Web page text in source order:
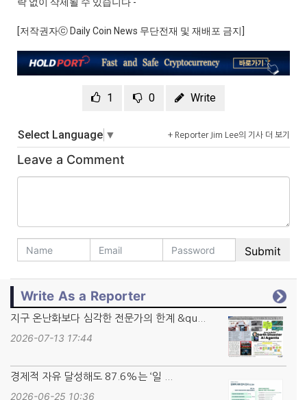
[저작권자ⓒ Daily Coin News 무단전재 및 재배포 금지]
1 0 Write
Select Language ▼ + Reporter Jim Lee의 기사 더 보기
Leave a Comment
Write As a Reporter
지구 온난화보다 심각한 전문가의 한계 &qu...
2026-07-13 17:44
경제적 자유 달성해도 87.6%는 ‘일 ...
2026-06-25 10:36